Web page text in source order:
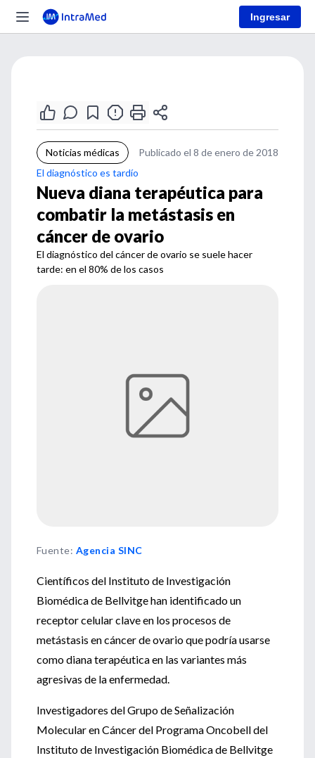
Ingresar
Noticias médicas
Publicado el 8 de enero de 2018
El diagnóstico es tardío
Nueva diana terapéutica para
combatir la metástasis en
cáncer de ovario
El diagnóstico del cáncer de ovario se suele hacer
tarde: en el 80% de los casos
Fuente: Agencia SINC
Científicos del Instituto de Investigación
Biomédica de Bellvitge han identificado un
receptor celular clave en los procesos de
metástasis en cáncer de ovario que podría usarse
como diana terapéutica en las variantes más
agresivas de la enfermedad.
Investigadores del Grupo de Señalización
Molecular en Cáncer del Programa Oncobell del
Instituto de Investigación Biomédica de Bellvitge